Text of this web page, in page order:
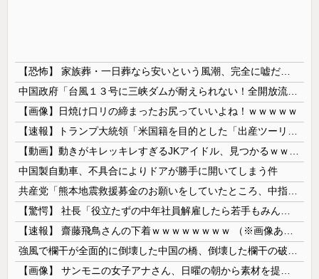
【画像】日焼け口リの締まったお尻っていいよね！ｗｗｗｗｗ
中国製自動車、不具合によりドアが勝手に開いてしまう件